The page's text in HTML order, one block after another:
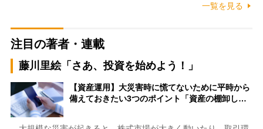
一覧を見る
注目の著者・連載
藤川里絵「さあ、投資を始めよう！」
【資産運用】大災害時に慌てないために平時から
備えておきたい3つのポイント「資産の棚卸し…